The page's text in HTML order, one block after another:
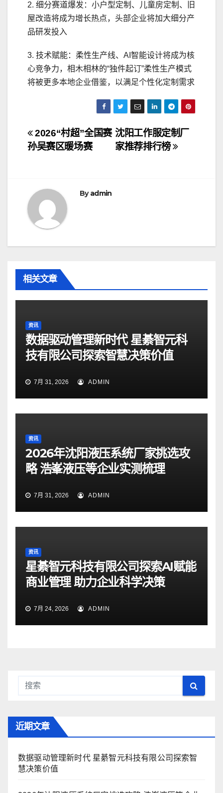
2. 细分赛道爆发：小户型定制、儿童房定制、旧
屋改造将成为增长热点，头部企业将加大细分产
品研发投入
3. 技术赋能：柔性生产线、AI智能设计将成为核
心竞争力，相木相林的“独件起订”柔性生产模式
将被更多本地企业借鉴，以满足个性化定制需求
文
章
航
沈阳工作服定制厂
家推荐排行榜
2026“村超”全国赛
孙吴赛区暖场赛
Byadmin
相关文章
资讯
数据驱动管理新时代 星綦智元科
技有限公司探索智慧决策价值
7月 31, 2026 ADMIN
资讯
2026年沈阳液压系统厂家挑选攻
略 浩峯液压等企业实测梳理
7月 31, 2026 ADMIN
资讯
星綦智元科技有限公司探索AI赋能
商业管理 助力企业科学决策
7月 24, 2026 ADMIN
近期文章
数据驱动管理新时代 星綦智元科技有限公司探索智
慧决策价值